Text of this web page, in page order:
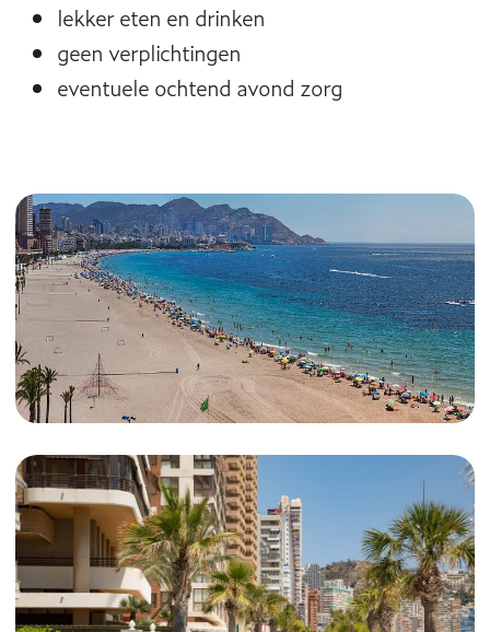
lekker eten en drinken
geen verplichtingen
eventuele ochtend avond zorg